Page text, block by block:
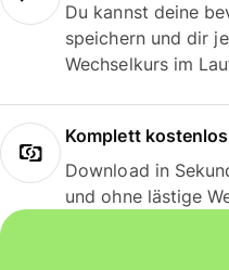
Du kannst deine
speichern und dir
Wechselkurs im
Komplett
Download in
und ohne lästige